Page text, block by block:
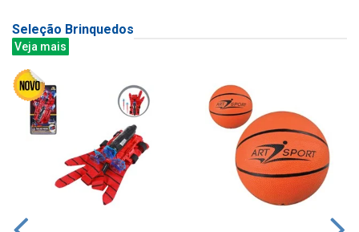
Seleção Brinquedos
Veja mais